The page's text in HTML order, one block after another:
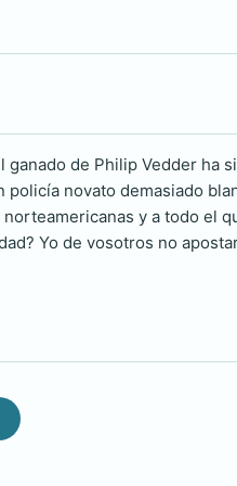
de Philip Vedder ha
novato demasiado
y a todo el
Yo de vosotros no